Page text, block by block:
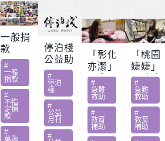
一般捐
款
#
一般
捐款
#
不指
定捐
款
#
萬海
停泊棧
公益助
印
#
停泊
棧
#
公益
月刊
#
「彰化
亦潔」
男童骨
肉癌截
肢化療
受暴單
親媽照
顧陷困
#
急難
救助
#
教育
補助
「桃園
婕婕」
20歲女
罹肺部
罕病
父兼多
份工愁
醫費
#
急難
救助
#
教育
補助